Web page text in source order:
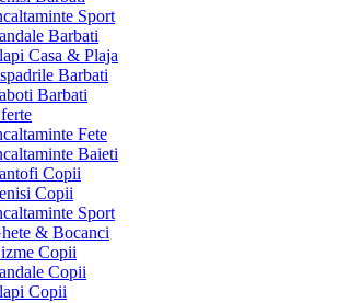
Sport
Barbati
Casa & Plaja
Barbati
Barbati
Fete
Baieti
Copii
Copii
Sport
& Bocanci
Copii
Copii
Copii